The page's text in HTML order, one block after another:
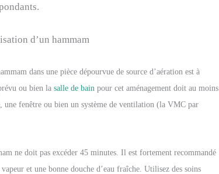
d’un hammam
dans une pièce dépourvue de source d’aération est à
ou bien la salle de bain pour cet aménagement doit au moins
une fenêtre ou bien un système de ventilation (la VMC par
ne doit pas excéder 45 minutes. Il est fortement recommandé
et une bonne douche d’eau fraîche. Utilisez des soins